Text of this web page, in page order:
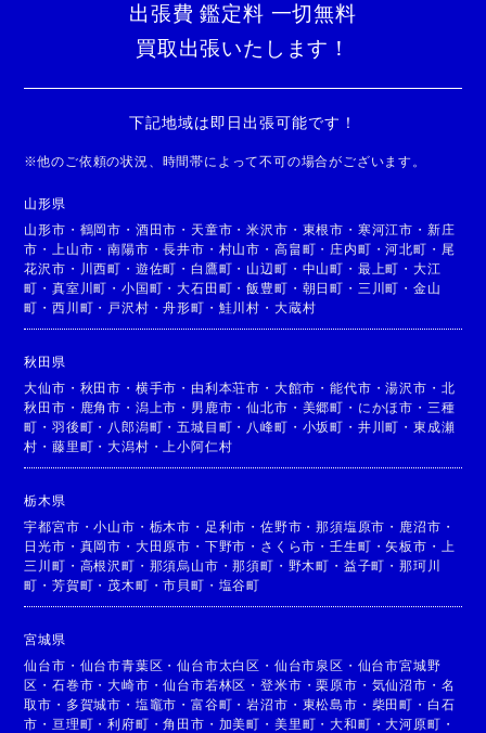
出張費 鑑定料 一切無料
買取出張いたします！
下記地域は即日出張可能です！
※他のご依頼の状況、時間帯によって不可の場合がございます。
山形県
山形市 ・ 鶴岡市 ・ 酒田市 ・ 天童市 ・米沢市 ・ 東根市 ・ 寒河江市 ・ 新庄
市 ・ 上山市 ・南陽市 ・長井市 ・ 村山市 ・ 高畠町 ・ 庄内町 ・河北町 ・ 尾
花沢市 ・ 川西町 ・ 遊佐町 ・ 白鷹町 ・ 山辺町 ・ 中山町 ・ 最上町 ・ 大江
町 ・真室川町 ・小国町 ・大石田町 ・飯豊町 ・ 朝日町 ・ 三川町 ・ 金山
町 ・西川町 ・ 戸沢村 ・舟形町 ・ 鮭川村 ・ 大蔵村
秋田県
大仙市 ・ 秋田市 ・ 横手市 ・ 由利本荘市 ・ 大館市 ・能代市 ・湯沢市 ・ 北
秋田市 ・ 鹿角市 ・ 潟上市 ・ 男鹿市 ・仙北市 ・ 美郷町 ・ にかほ市 ・ 三種
町 ・羽後町 ・ 八郎潟町 ・五城目町 ・ 八峰町 ・ 小坂町 ・ 井川町 ・ 東成瀬
村 ・藤里町 ・大潟村 ・ 上小阿仁村
栃木県
宇都宮市 ・小山市 ・ 栃木市 ・ 足利市 ・佐野市 ・那須塩原市 ・ 鹿沼市 ・
日光市 ・ 真岡市 ・ 大田原市 ・ 下野市 ・ さくら市 ・壬生町 ・矢板市 ・
上
三川町 ・ 高根沢町 ・ 那須烏山市 ・那須町 ・ 野木町 ・ 益子町 ・那珂川
町 ・芳賀町 ・ 茂木町 ・市貝町 ・ 塩谷町
宮城県
仙台市 ・ 仙台市青葉区 ・仙台市太白区 ・ 仙台市泉区 ・ 仙台市宮城野
区 ・石巻市 ・大崎市 ・仙台市若林区 ・登米市 ・栗原市 ・ 気仙沼市 ・ 名
取市 ・ 多賀城市 ・ 塩竈市 ・富谷町 ・岩沼市 ・ 東松島市 ・ 柴田町 ・ 白石
市 ・ 亘理町 ・利府町 ・角田市 ・ 加美町 ・ 美里町 ・大和町 ・大河原町 ・